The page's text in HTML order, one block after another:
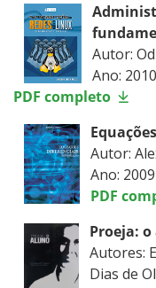
Autor:
Ano:
PDF completo
Autor:
Ano:
PDF
Proeja:
Autores:
Dias de